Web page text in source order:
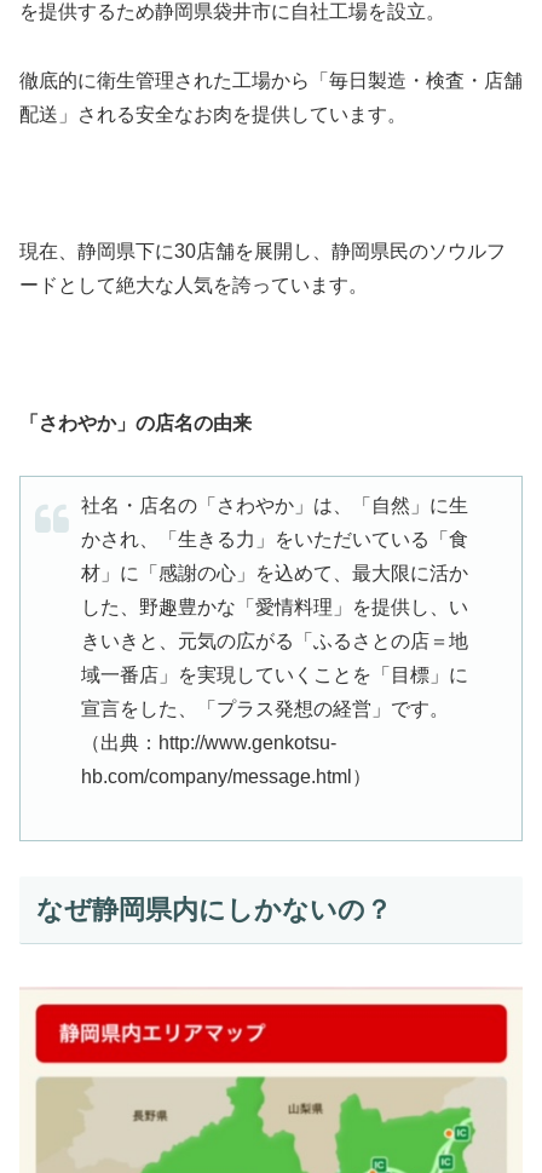
を提供するため静岡県袋井市に自社工場を設立。
徹底的に衛生管理された工場から「毎日製造・検査・店舗
配送」される安全なお肉を提供しています。
現在、静岡県下に30店舗を展開し、静岡県民のソウルフ
ードとして絶大な人気を誇っています。
「さわやか」の店名の由来
社名・店名の「さわやか」は、「自然」に生
かされ、「生きる力」をいただいている「食
材」に「感謝の心」を込めて、最大限に活か
した、野趣豊かな「愛情料理」を提供し、い
きいきと、元気の広がる「ふるさとの店＝地
域一番店」を実現していくことを「目標」に
宣言をした、「プラス発想の経営」です。
（出典：http://www.genkotsu-
hb.com/company/message.html）
なぜ静岡県内にしかないの？